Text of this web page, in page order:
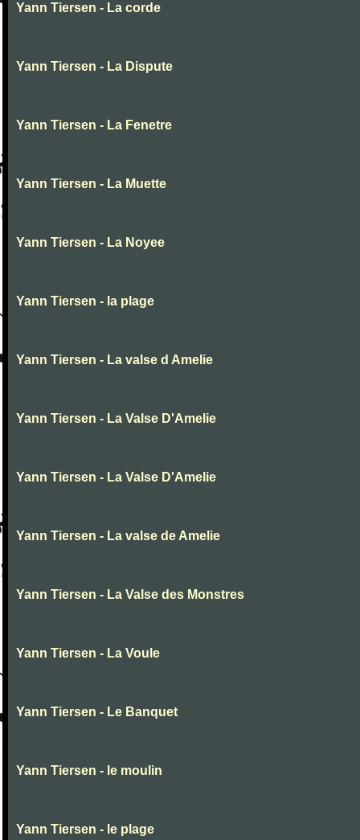
Yann Tiersen - La corde
Yann Tiersen - La Dispute
Yann Tiersen - La Fenetre
Yann Tiersen - La Muette
Yann Tiersen - La Noyee
Yann Tiersen - la plage
Yann Tiersen - La valse d Amelie
Yann Tiersen - La Valse D'Amelie
Yann Tiersen - La Valse D'Amelie
Yann Tiersen - La valse de Amelie
Yann Tiersen - La Valse des Monstres
Yann Tiersen - La Voule
Yann Tiersen - Le Banquet
Yann Tiersen - le moulin
Yann Tiersen - le plage